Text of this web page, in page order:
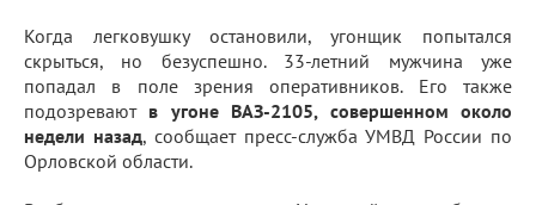
Когда легковушку остановили, угонщик попытался
скрыться, но безуспешно. 33-летний мужчина уже
попадал в поле зрения оперативников. Его также
подозревают в угоне ВАЗ-2105, совершенном около
недели назад, сообщает пресс-служба УМВД России по
Орловской области.